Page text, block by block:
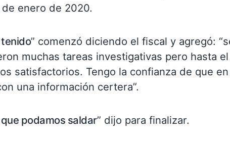
enero de 2020.
tenido” comenzó diciendo el fiscal y agregó:
muchas tareas investigativas pero hasta el
satisfactorios. Tengo la confianza de que en
una información certera”.
podamos saldar” dijo para finalizar.